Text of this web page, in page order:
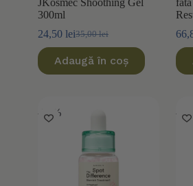
JKosmec Shoothing Gel
300ml
35,00lei
Prețul
a
fost:
24,50 leiPrețul
este:
24,50 lei.
Adaugă în coș
-35% -